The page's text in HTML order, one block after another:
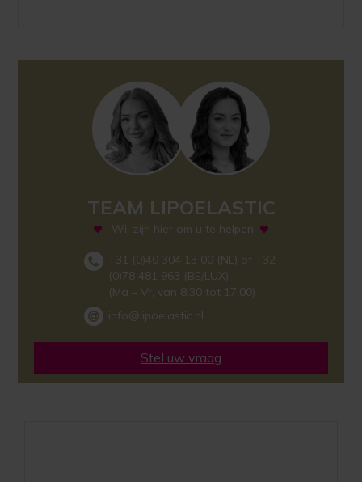
TEAM LIPOELASTIC
Wij zijn hier om u te helpen
+31 (0)40 304 13 00 (NL) of +32
(0)78 481 963 (BE/LUX)
(Ma – Vr, van 8:30 tot 17:00)
info@lipoelastic.nl
Stel uw vraag